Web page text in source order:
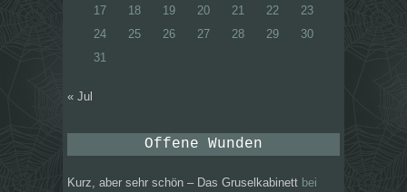
17
18 19 20 21 22
23
24
25 26 27 28 29
30
31
« Jul
Offene Wunden
Kurz, aber sehr schön – Das Gruselkabinett bei